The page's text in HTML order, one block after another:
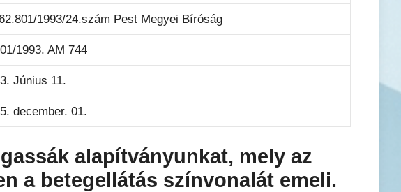
1993/24.szám Pest Megyei Bíróság
1993. AM 744
Június 11.
december. 01.
alapítványunkat, mely az
a betegellátás színvonalát emeli.